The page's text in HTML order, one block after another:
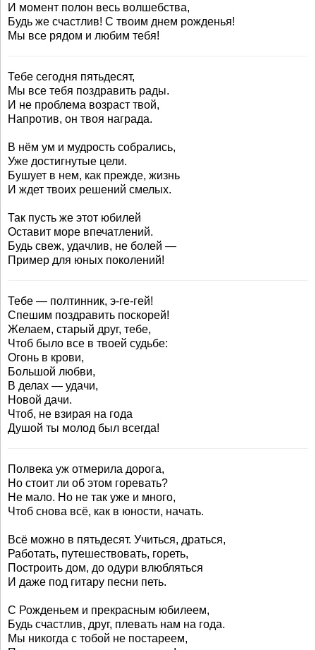
И момент полон весь волшебства,
Будь же счастлив! С твоим днем рожденья!
Мы все рядом и любим тебя!
Тебе сегодня пятьдесят,
Мы все тебя поздравить рады.
И не проблема возраст твой,
Напротив, он твоя награда.
В нём ум и мудрость собрались,
Уже достигнутые цели.
Бушует в нем, как прежде, жизнь
И ждет твоих решений смелых.
Так пусть же этот юбилей
Оставит море впечатлений.
Будь свеж, удачлив, не болей —
Пример для юных поколений!
Тебе — полтинник, э-ге-гей!
Спешим поздравить поскорей!
Желаем, старый друг, тебе,
Чтоб было все в твоей судьбе:
Огонь в крови,
Большой любви,
В делах — удачи,
Новой дачи.
Чтоб, не взирая на года
Душой ты молод был всегда!
Полвека уж отмерила дорога,
Но стоит ли об этом горевать?
Не мало. Но не так уже и много,
Чтоб снова всё, как в юности, начать.
Всё можно в пятьдесят. Учиться, драться,
Работать, путешествовать, гореть,
Построить дом, до одури влюбляться
И даже под гитару песни петь.
С Рожденьем и прекрасным юбилеем,
Будь счастлив, друг, плевать нам на года.
Мы никогда с тобой не постареем,